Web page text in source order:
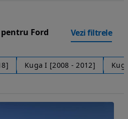
Ford Vezi filtrele
Kuga I [2008 - 2012]